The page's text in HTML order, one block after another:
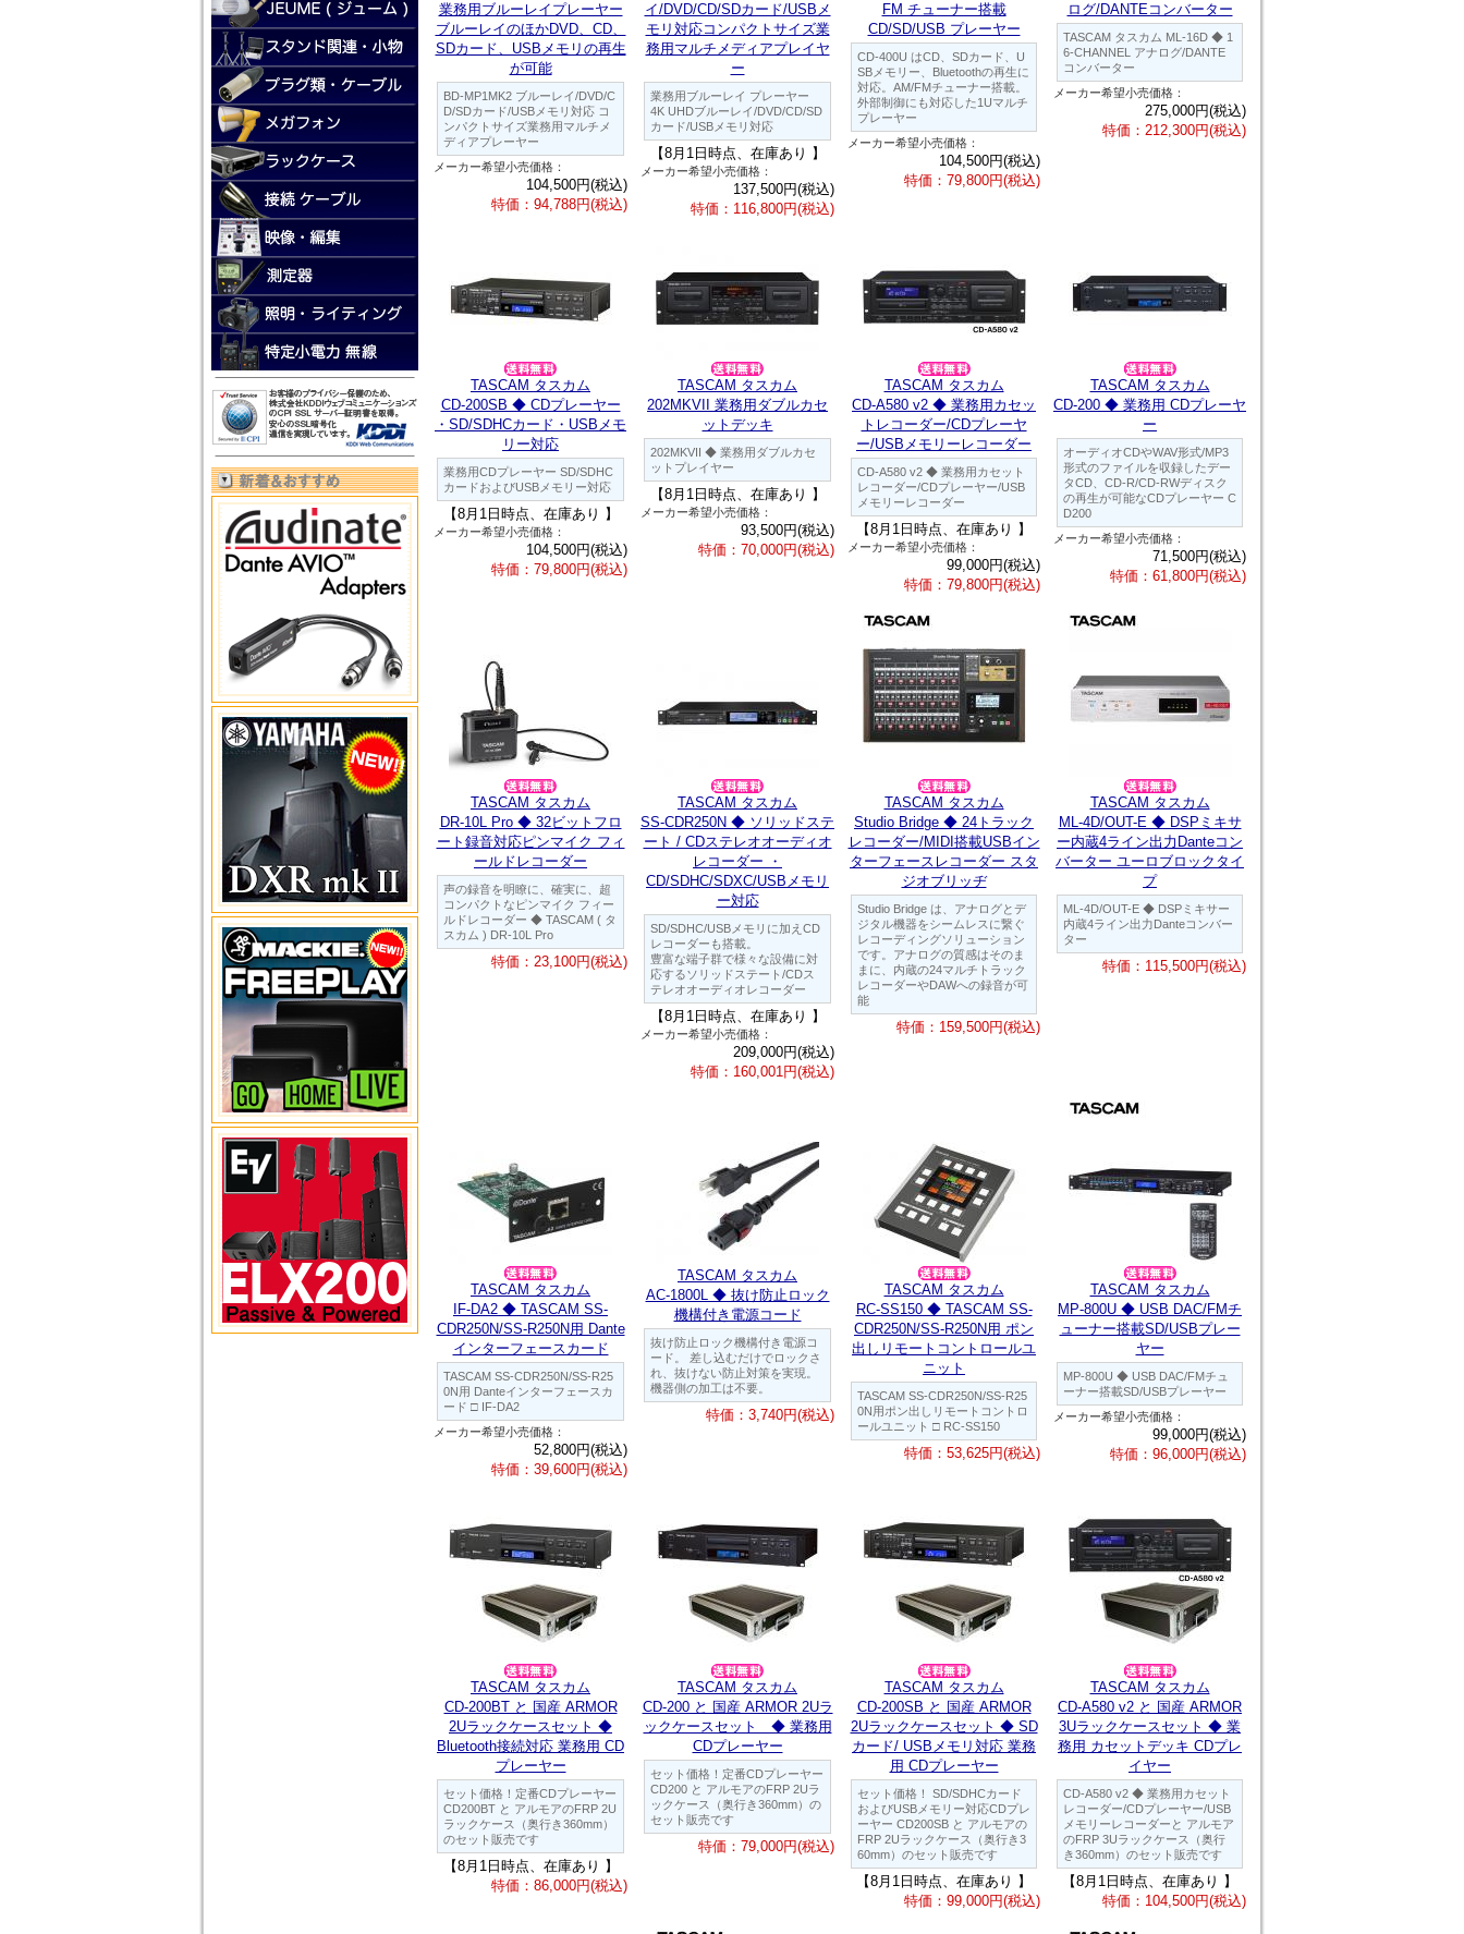
業務用ブルーレイプレーヤー
ブルーレイのほかDVD、CD、
SDカード、USBメモリの再生
が可能
BD-MP1MK2 ブルーレイ/DVD/C
D/SDカード/USBメモリ対応 コ
ンパクトサイズ業務用マルチメ
ディアプレーヤー
メーカー希望小売価格：
104,500円(税込)
特価：94,788円(税込)
イ/DVD/CD/SDカード/USBメ
モリ対応コンパクトサイズ業
務用マルチメディアプレイヤ
ー
業務用ブルーレイ プレーヤー
4K UHDブルーレイ/DVD/CD/SD
カード/USBメモリ対応
【8月1日時点、在庫あり 】
メーカー希望小売価格：
137,500円(税込)
特価：116,800円(税込)
FM チューナー搭載
CD/SD/USB プレーヤー
CD-400U はCD、SDカード、U
SBメモリー、Bluetoothの再生に
対応。AM/FMチューナー搭載。
外部制御にも対応した1Uマルチ
プレーヤー
メーカー希望小売価格：
104,500円(税込)
特価：79,800円(税込)
ログ/DANTEコンバーター
TASCAM タスカム ML-16D ◆ 1
6-CHANNEL アナログ/DANTE
コンバーター
メーカー希望小売価格：
275,000円(税込)
特価：212,300円(税込)
TASCAM タスカム
CD-200SB ◆ CDプレーヤー
・SD/SDHCカード・USBメモ
リー対応
業務用CDプレーヤー SD/SDHC
カードおよびUSBメモリー対応
【8月1日時点、在庫あり 】
メーカー希望小売価格：
104,500円(税込)
特価：79,800円(税込)
TASCAM タスカム
202MKVII 業務用ダブルカセ
ットデッキ
202MKVII ◆ 業務用ダブルカセ
ットプレイヤー
【8月1日時点、在庫あり 】
メーカー希望小売価格：
93,500円(税込)
特価：70,000円(税込)
TASCAM タスカム
CD-A580 v2 ◆ 業務用カセッ
トレコーダー/CDプレーヤ
ー/USBメモリーレコーダー
CD-A580 v2 ◆ 業務用カセット
レコーダー/CDプレーヤー/USB
メモリーレコーダー
【8月1日時点、在庫あり 】
メーカー希望小売価格：
99,000円(税込)
特価：79,800円(税込)
TASCAM タスカム
CD-200 ◆ 業務用 CDプレーヤ
ー
オーディオCDやWAV形式/MP3
形式のファイルを収録したデー
タCD、CD-R/CD-RWディスク
の再生が可能なCDプレーヤー C
D200
メーカー希望小売価格：
71,500円(税込)
特価：61,800円(税込)
TASCAM タスカム
DR-10L Pro ◆ 32ビットフロ
ート録音対応ピンマイク フィ
ールドレコーダー
声の録音を明瞭に、確実に、超
コンパクトなピンマイク フィー
ルドレコーダー ◆ TASCAM ( タ
スカム ) DR-10L Pro
特価：23,100円(税込)
TASCAM タスカム
SS-CDR250N ◆ ソリッドステ
ート / CDステレオオーディオ
レコーダー ・
CD/SDHC/SDXC/USBメモリ
ー対応
SD/SDHC/USBメモリに加えCD
レコーダーも搭載。
豊富な端子群で様々な設備に対
応するソリッドステート/CDス
テレオオーディオレコーダー
【8月1日時点、在庫あり 】
メーカー希望小売価格：
209,000円(税込)
特価：160,001円(税込)
TASCAM タスカム
Studio Bridge ◆ 24トラック
レコーダー/MIDI搭載USBイン
ターフェースレコーダー スタ
ジオブリッヂ
Studio Bridge は、アナログとデ
ジタル機器をシームレスに繋ぐ
レコーディングソリューション
です。アナログの質感はそのま
まに、内蔵の24マルチトラック
レコーダーやDAWへの録音が可
能
特価：159,500円(税込)
TASCAM タスカム
ML-4D/OUT-E ◆ DSPミキサ
ー内蔵4ライン出力Danteコン
バーター ユーロブロックタイ
プ
ML-4D/OUT-E ◆ DSPミキサー
内蔵4ライン出力Danteコンバー
ター
特価：115,500円(税込)
TASCAM タスカム
IF-DA2 ◆ TASCAM SS-
CDR250N/SS-R250N用 Dante
インターフェースカード
TASCAM SS-CDR250N/SS-R25
0N用 Danteインターフェースカ
ード □ IF-DA2
メーカー希望小売価格：
52,800円(税込)
特価：39,600円(税込)
TASCAM タスカム
AC-1800L ◆ 抜け防止ロック
機構付き電源コード
抜け防止ロック機構付き電源コ
ード。 差し込むだけでロックさ
れ、抜けない防止対策を実現。
機器側の加工は不要。
特価：3,740円(税込)
TASCAM タスカム
RC-SS150 ◆ TASCAM SS-
CDR250N/SS-R250N用 ポン
出しリモートコントロールユ
ニット
TASCAM SS-CDR250N/SS-R25
0N用ポン出しリモートコントロ
ールユニット □ RC-SS150
特価：53,625円(税込)
TASCAM タスカム
MP-800U ◆ USB DAC/FMチ
ューナー搭載SD/USBプレー
ヤー
MP-800U ◆ USB DAC/FMチュ
ーナー搭載SD/USBプレーヤー
メーカー希望小売価格：
99,000円(税込)
特価：96,000円(税込)
TASCAM タスカム
CD-200BT と 国産 ARMOR
2Uラックケースセット ◆
Bluetooth接続対応 業務用 CD
プレーヤー
セット価格！定番CDプレーヤー
CD200BT と アルモアのFRP 2U
ラックケース（奥行き360mm）
のセット販売です
【8月1日時点、在庫あり 】
特価：86,000円(税込)
TASCAM タスカム
CD-200 と 国産 ARMOR 2Uラ
ックケースセット ◆ 業務用
CDプレーヤー
セット価格！定番CDプレーヤー
CD200 と アルモアのFRP 2Uラ
ックケース（奥行き360mm）の
セット販売です
特価：79,000円(税込)
TASCAM タスカム
CD-200SB と 国産 ARMOR
2Uラックケースセット ◆ SD
カード/ USBメモリ対応 業務
用 CDプレーヤー
セット価格！ SD/SDHCカード
およびUSBメモリー対応CDプレ
ーヤー CD200SB と アルモアの
FRP 2Uラックケース（奥行き3
60mm）のセット販売です
【8月1日時点、在庫あり 】
特価：99,000円(税込)
TASCAM タスカム
CD-A580 v2 と 国産 ARMOR
3Uラックケースセット ◆ 業
務用 カセットデッキ CDプレ
イヤー
CD-A580 v2 ◆ 業務用カセット
レコーダー/CDプレーヤー/USB
メモリーレコーダーと アルモア
のFRP 3Uラックケース（奥行
き360mm）のセット販売です
【8月1日時点、在庫あり 】
特価：104,500円(税込)